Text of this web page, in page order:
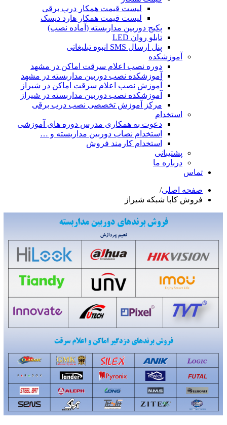
لیست قیمت همکار درب برقی
لیست قیمت همکار هارد دیسک
پکیج دوربین مداربسته (آماده نصب)
تابلو روان LED
پنل ارسال SMS انبوه تبلیغاتی
آموزشکده
دوره نصب اعلام سرقت اماکن در مشهد
آموزشکده نصب دوربین مداربسته در مشهد
آموزش نصب اعلام سرقت اماکن در شیراز
آموزشکده نصب دوربین مداربسته در شیراز
مرکز آموزش تخصصی نصب درب برقی
استخدام
دعوت به همکاری مدرس دوره های آموزشی
استخدام نصاب دوربین مداربسته و …
استخدام کارمند فروش
پشتیبانی
درباره ما
تماس
صفحه اصلی/
فروش کابا شبکه شیراز